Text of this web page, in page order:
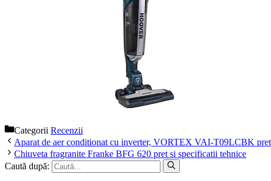
Categorii Recenzii
Aparat de aer conditionat cu inverter, VORTEX VAI-T09LCBK
Chiuveta fragranite Franke BFG 620 pret si specificatii tehnice
Caută după: